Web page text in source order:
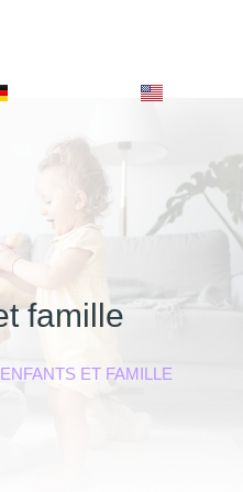
famille
ENFANTS ET FAMILLE